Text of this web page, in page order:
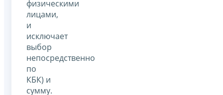
физическими
лицами,
и
исключает
выбор
непосредственно
по
КБК) и
сумму.